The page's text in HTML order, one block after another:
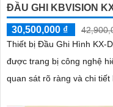
ĐẦU GHI KBVISION
30,500,000 ₫
Thiết bị Đầu Ghi Hình KX-
được trang bị công nghệ
quan sát rõ ràng và chi tiết